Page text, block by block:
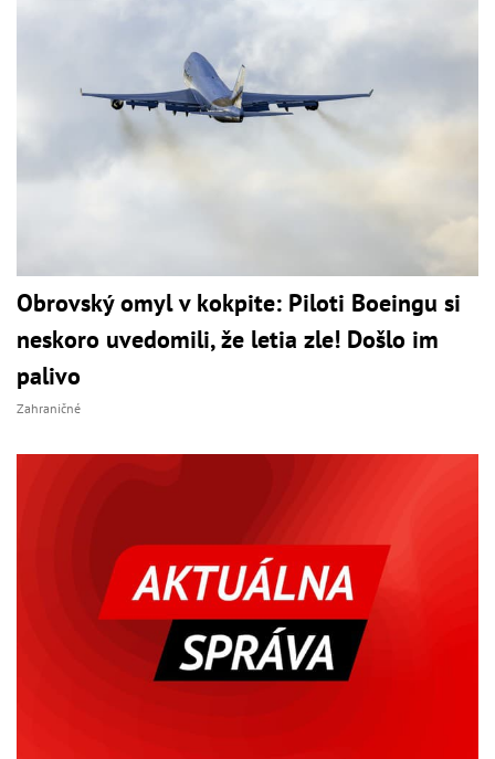
Obrovský omyl v kokpite: Piloti Boeingu si
neskoro uvedomili, že letia zle! Došlo im
palivo
Zahraničné